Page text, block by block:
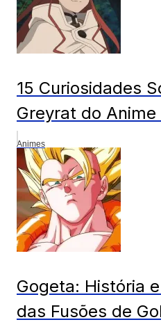
15 Curiosidades
Greyrat do Anime
Animes
Gogeta: História
das Fusões de